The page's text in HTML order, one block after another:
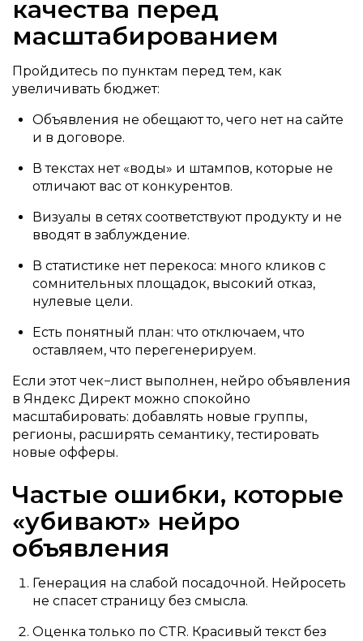
качества перед
масштабированием
Пройдитесь по пунктам перед тем, как
увеличивать бюджет:
Объявления не обещают то, чего нет на сайте
и в договоре.
В текстах нет «воды» и штампов, которые не
отличают вас от конкурентов.
Визуалы в сетях соответствуют продукту и не
вводят в заблуждение.
В статистике нет перекоса: много кликов с
сомнительных площадок, высокий отказ,
нулевые цели.
Есть понятный план: что отключаем, что
оставляем, что перегенерируем.
Если этот чек−лист выполнен, нейро объявления
в Яндекс Директ можно спокойно
масштабировать: добавлять новые группы,
регионы, расширять семантику, тестировать
новые офферы.
Частые ошибки, которые
«убивают» нейро
объявления
Генерация на слабой посадочной. Нейросеть
не спасет страницу без смысла.
Оценка только по CTR. Красивый текст без